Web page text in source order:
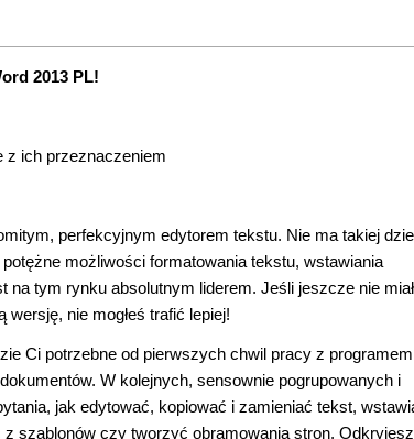
2013 PL!
z ich przeznaczeniem
perfekcyjnym edytorem tekstu. Nie ma takiej
możliwości formatowania tekstu, wstawiania
tym rynku absolutnym liderem. Jeśli jeszcze nie
wersję, nie mogłeś trafić lepiej!
Ci potrzebne od pierwszych chwil pracy z
W kolejnych, sensownie pogrupowanych i
jak edytować, kopiować i zamieniać tekst,
szablonów czy tworzyć obramowania stron.